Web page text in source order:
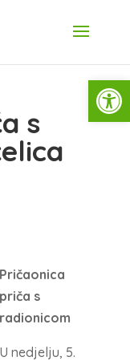
s
Pričaonica
priča s
radionicom
U nedjelju, 5.